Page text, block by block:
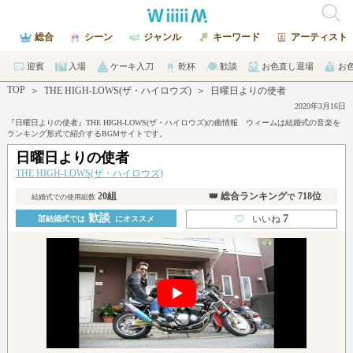
総合 シーン ジャンル キーワード アーティスト
迎賓 入場 ケーキ入刀 乾杯 歓談 お色直し退場 お
TOP ＞ THE HIGH-LOWS(ザ・ハイロウズ) ＞ 日曜日よりの使者
2020年3月16日
『日曜日よりの使者』THE HIGH-LOWS(ザ・ハイロウズ)の曲情報 ウィームは結婚式の音楽を
ランキング形式で紹介するBGMサイトです。
日曜日よりの使者
THE HIGH-LOWS(ザ・ハイロウズ)
結婚式での使用組数20組 👑 総合ランキングで 718位
💒結婚式では歓談 にオススメ ♡ いいね7